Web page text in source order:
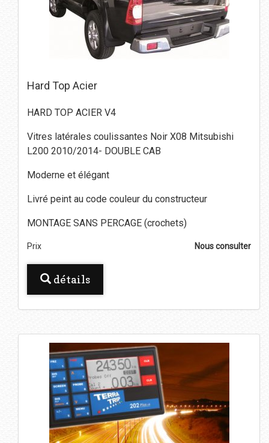
Hard Top Acier
HARD TOP ACIER V4
Vitres latérales coulissantes Noir X08 Mitsubishi
L200 2010/2014- DOUBLE CAB
Moderne et élégant
Livré peint au code couleur du constructeur
MONTAGE SANS PERCAGE (crochets)
Prix Nous consulter
détails